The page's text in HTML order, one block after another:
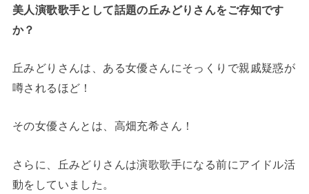
美人演歌歌手として話題の丘みどりさんをご存知です
か？
丘みどりさんは、ある女優さんにそっくりで親戚疑惑が
噂されるほど！
その女優さんとは、高畑充希さん！
さらに、丘みどりさんは演歌歌手になる前にアイドル活
動をしていました。